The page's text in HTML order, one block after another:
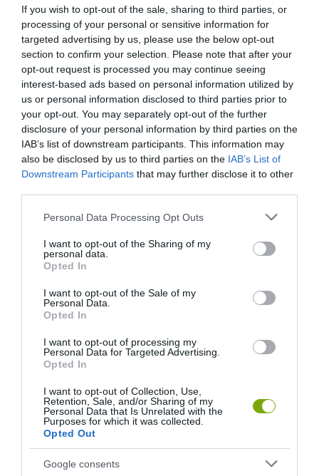
If you wish to opt-out of the sale, sharing to third parties, or
processing of your personal or sensitive information for
targeted advertising by us, please use the below opt-out
section to confirm your selection. Please note that after your
opt-out request is processed you may continue seeing
interest-based ads based on personal information utilized by
us or personal information disclosed to third parties prior to
your opt-out. You may separately opt-out of the further
disclosure of your personal information by third parties on the
IAB’s list of downstream participants. This information may
also be disclosed by us to third parties on the IAB’s List of
Downstream Participants that may further disclose it to other
Please note that this website/app uses one or more Google
not limited to your visit or usage behaviour. You may click to
grant or deny consent to Google and its third-party tags to
use your data for below specified purposes in below Google
consent section.
Personal Data Processing Opt Outs
I want to opt-out of the Sharing of my
personal data.
Opted In
I want to opt-out of the Sale of my
Personal Data.
Opted In
I want to opt-out of processing my
Personal Data for Targeted Advertising.
Opted In
I want to opt-out of Collection, Use,
Retention, Sale, and/or Sharing of my
Personal Data that Is Unrelated with the
Purposes for which it was collected.
Opted Out
Google consents
ÉTTEREM ÜL AZ ÓRIÁSI BANYÁNFA TETEJÉN
KÖVETKEZŐ CIKK
AUSZTRIÁÉ ‘A VILÁG LEGMAGASABB HÓEMBERE’ REKORD
HASONLÓ ÉRDEKESSÉGEK
EGY ELSÜLLYEDT HAJÓ
A RUHA, AMELY TÚLÉLTE A
TENGERT
EGY ORVOS A VÉGSŐKIG
SEGÍTENI PRÓBÁLT